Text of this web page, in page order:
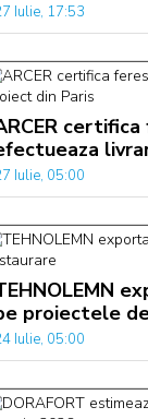
Iulie, 17:53
Iulie, 05:00
proiectele
Iulie, 05:00